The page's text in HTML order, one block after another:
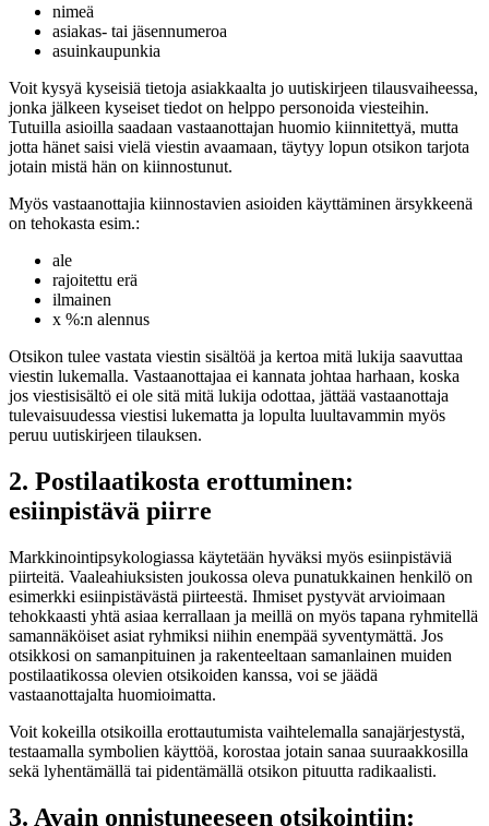
nimeä
asiakas- tai jäsennumeroa
asuinkaupunkia
Voit kysyä kyseisiä tietoja asiakkaalta jo uutiskirjeen tilausvaiheessa,
jonka jälkeen kyseiset tiedot on helppo personoida viesteihin.
Tutuilla asioilla saadaan vastaanottajan huomio kiinnitettyä, mutta
jotta hänet saisi vielä viestin avaamaan, täytyy lopun otsikon tarjota
jotain mistä hän on kiinnostunut.
Myös vastaanottajia kiinnostavien asioiden käyttäminen ärsykkeenä
on tehokasta esim.:
ale
rajoitettu erä
ilmainen
x %:n alennus
Otsikon tulee vastata viestin sisältöä ja kertoa mitä lukija saavuttaa
viestin lukemalla. Vastaanottajaa ei kannata johtaa harhaan, koska
jos viestisisältö ei ole sitä mitä lukija odottaa, jättää vastaanottaja
tulevaisuudessa viestisi lukematta ja lopulta luultavammin myös
peruu uutiskirjeen tilauksen.
2. Postilaatikosta erottuminen:
esiinpistävä piirre
Markkinointipsykologiassa käytetään hyväksi myös esiinpistäviä
piirteitä. Vaaleahiuksisten joukossa oleva punatukkainen henkilö on
esimerkki esiinpistävästä piirteestä. Ihmiset pystyvät arvioimaan
tehokkaasti yhtä asiaa kerrallaan ja meillä on myös tapana ryhmitellä
samannäköiset asiat ryhmiksi niihin enempää syventymättä. Jos
otsikkosi on samanpituinen ja rakenteeltaan samanlainen muiden
postilaatikossa olevien otsikoiden kanssa, voi se jäädä
vastaanottajalta huomioimatta.
Voit kokeilla otsikoilla erottautumista vaihtelemalla sanajärjestystä,
testaamalla symbolien käyttöä, korostaa jotain sanaa suuraakkosilla
sekä lyhentämällä tai pidentämällä otsikon pituutta radikaalisti.
3. Avain onnistuneeseen otsikointiin: